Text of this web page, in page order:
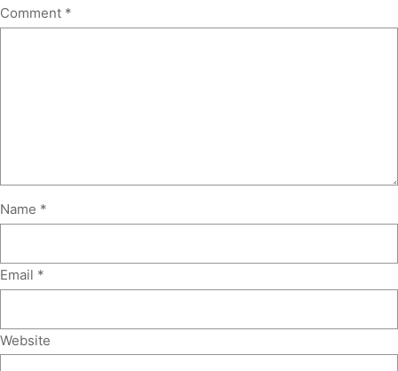
Comment *
Name *
Email *
Website